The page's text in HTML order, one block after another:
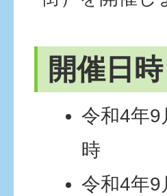
開催日時
令和4年9
時
令和4年9